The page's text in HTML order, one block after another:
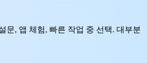
문, 앱 체험, 빠른 작업 중 선택. 대부분